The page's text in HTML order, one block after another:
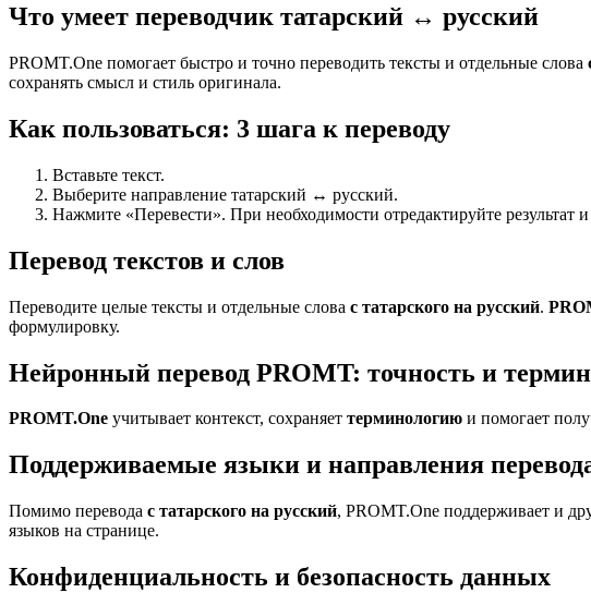
Что умеет переводчик татарский ↔ русский
PROMT.One помогает быстро и точно переводить тексты и отдельные слова
сохранять смысл и стиль оригинала.
Как пользоваться: 3 шага к переводу
Вставьте текст.
Выберите направление татарский ↔ русский.
Нажмите «Перевести». При необходимости отредактируйте результат
Перевод текстов и слов
Переводите целые тексты и отдельные слова с татарского на русский.
формулировку.
Нейронный перевод PROMT: точность и
PROMT.One учитывает контекст, сохраняет терминологию и помогает
Поддерживаемые языки и направления
Помимо перевода с татарского на русский, PROMT.One поддерживает и
языков на странице.
Конфиденциальность и безопасность данных